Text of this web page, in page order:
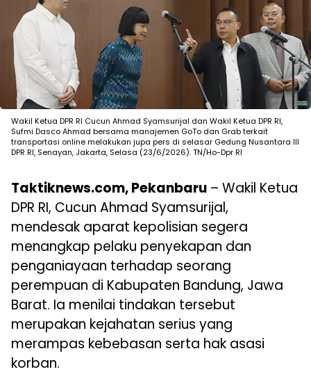
Wakil Ketua DPR RI Cucun Ahmad Syamsurijal dan Wakil Ketua DPR RI,
Sufmi Dasco Ahmad bersama manajemen GoTo dan Grab terkait
transportasi online melakukan jupa pers di selasar Gedung Nusantara III
DPR RI, Senayan, Jakarta, Selasa (23/6/2026). TN/Ho-Dpr RI
Taktiknews.com, Pekanbaru – Wakil Ketua
DPR RI, Cucun Ahmad Syamsurijal,
mendesak aparat kepolisian segera
menangkap pelaku penyekapan dan
penganiayaan terhadap seorang
perempuan di Kabupaten Bandung, Jawa
Barat. Ia menilai tindakan tersebut
merupakan kejahatan serius yang
merampas kebebasan serta hak asasi
korban.